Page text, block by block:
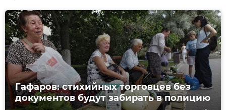
Гафаров: стихийных торговцев без
документов будут забирать в полицию